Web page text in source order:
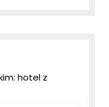
hotel z